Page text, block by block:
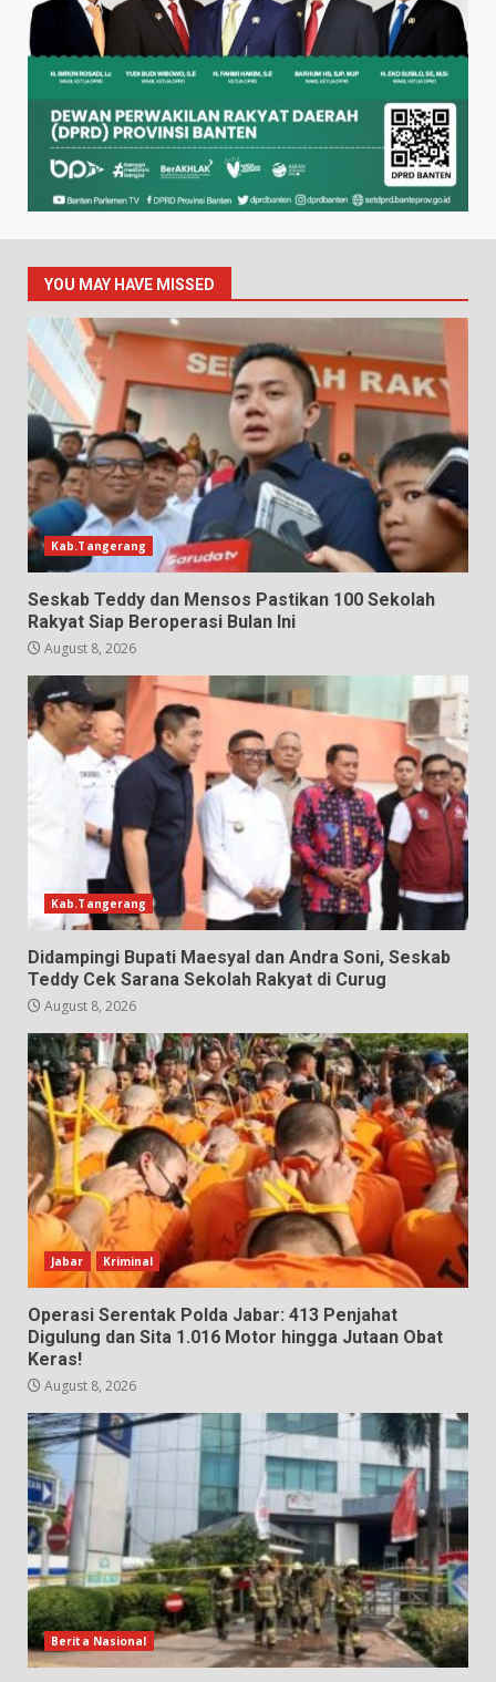
YOU MAY HAVE MISSED
Kab.Tangerang
Seskab Teddy dan Mensos Pastikan 100 Sekolah
Rakyat Siap Beroperasi Bulan Ini
August 8, 2026
Kab.Tangerang
Didampingi Bupati Maesyal dan Andra Soni, Seskab
Teddy Cek Sarana Sekolah Rakyat di Curug
August 8, 2026
Jabar Kriminal
Operasi Serentak Polda Jabar: 413 Penjahat
Digulung dan Sita 1.016 Motor hingga Jutaan Obat
Keras!
August 8, 2026
Berita Nasional